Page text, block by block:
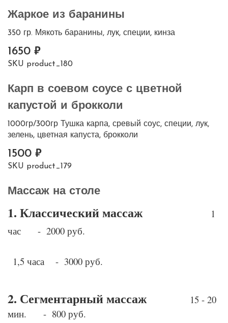
Жаркое из баранины
350 гр. Мякоть баранины, лук, специи, кинза
1650
SKU product_180
Карп в соевом соусе с цветной
капустой и брокколи
1000гр/300гр Тушка карпа, сревый соус, специи, лук,
зелень, цветная капуста, брокколи
1500
SKU product_179
Массаж на столе
1. Классический массаж
1
час - 2000 руб.
1,5 часа - 3000 руб.
2. Сегментарный массаж
15 - 20
мин. - 800 руб.